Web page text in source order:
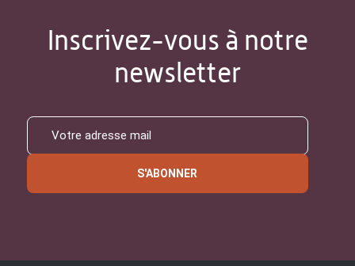
Inscrivez-vous à notre
newsletter
S'ABONNER